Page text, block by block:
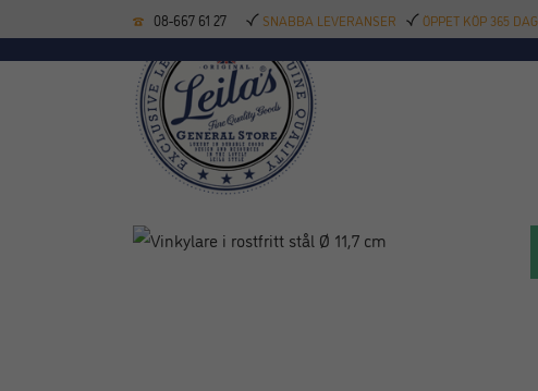
08-667 61 27 SNABBA LEVERANSER ÖPPET KÖP 365
KÖKSREDSKAP